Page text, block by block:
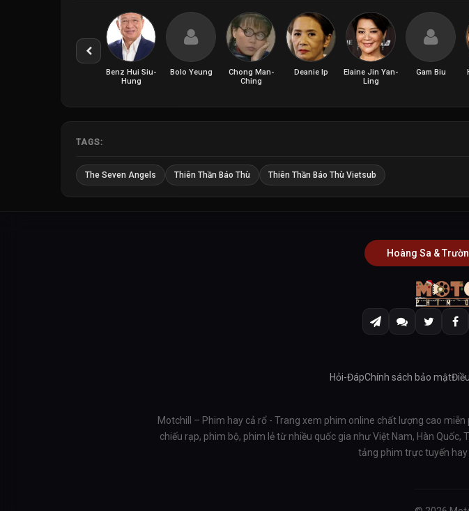
Benz Hui Siu-
Hung
Bolo Yeung
Chong Man-
Ching
Deanie Ip
Elaine Jin Yan-
Ling
Gam Biu
TAGS:
The Seven Angels Thiên Thần Báo Thù Thiên Thần Báo Thù Vietsub
Hoàng Sa &
Hỏi-ĐápChính sách bảo mật
Motchill – Phim hay cả rổ - Trang xem phim online chất lượng cao
chiếu rạp, phim bộ, phim lẻ từ nhiều quốc gia như Việt Nam, Hàn
tảng phim trực tuyến